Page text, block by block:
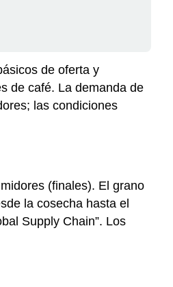
de oferta y
de café. La demanda de
las condiciones
(finales). El grano
la cosecha hasta el
Supply Chain”. Los